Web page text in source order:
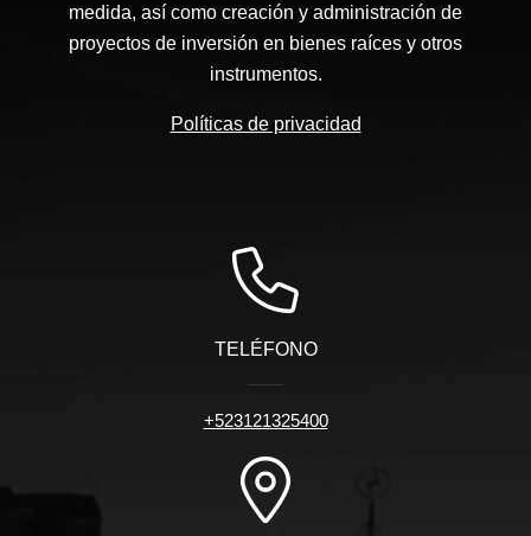
medida, así como creación y administración de
proyectos de inversión en bienes raíces y otros
instrumentos.
Políticas de privacidad
TELÉFONO
+523121325400